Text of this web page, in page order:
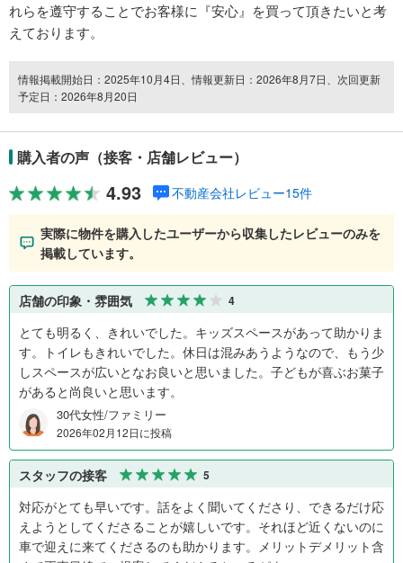
れらを遵守することでお客様に『安心』を買って頂きたいと考
えております。
情報掲載開始日：2025年10月4日、情報更新日：2026年8月7日、次回更新
予定日：2026年8月20日
購入者の声（接客・店舗レビュー）
4.93 不動産会社レビュー15件
実際に物件を購入したユーザーから収集したレビューのみを
掲載しています。
店舗の印象・雰囲気 4
とても明るく、きれいでした。キッズスペースがあって助かりま
す。トイレもきれいでした。休日は混みあうようなので、もう少
しスペースが広いとなお良いと思いました。子どもが喜ぶお菓子
があると尚良いと思います。
30代女性/ファミリー
2026年02月12日に投稿
スタッフの接客 5
対応がとても早いです。話をよく聞いてくださり、できるだけ応
えようとしてくださることが嬉しいです。それほど近くないのに
車で迎えに来てくださるのも助かります。メリットデメリット含